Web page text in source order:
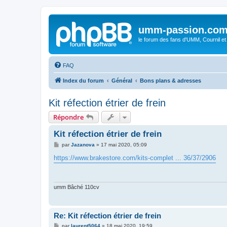
umm-passion.com
le forum des fans d'UMM, Cournil et
FAQ
Index du forum Général Bons plans & adresses
Kit réfection étrier de frein
Répondre
Kit réfection étrier de frein
M
s
s
parJazanova » 17 mai 2020, 05:09
https://www.brakestore.com/kits-complet ... 36/37/2906
umm Bâché 110cv
Re: Kit réfection étrier de frein
Mparlaurent5064» 18 mai 2020, 19:59